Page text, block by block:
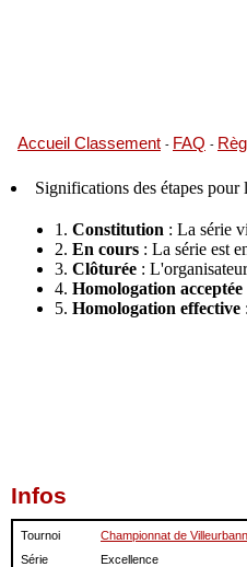
Accueil Classement - FAQ -
Significations des étapes
1. Constitution : La série
2. En cours : La série est
3. Clôturée :
4. Homologation acceptée
5. Homologation effective
Infos
Tournoi Championnat de
Série
Excellence